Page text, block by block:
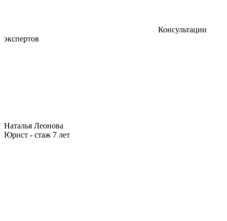
Консультации
экспертов
Наталья Леонова
Юрист - стаж 7 лет